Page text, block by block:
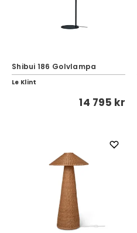
Shibui 186 Golvlampa
Le Klint
14 795 kr